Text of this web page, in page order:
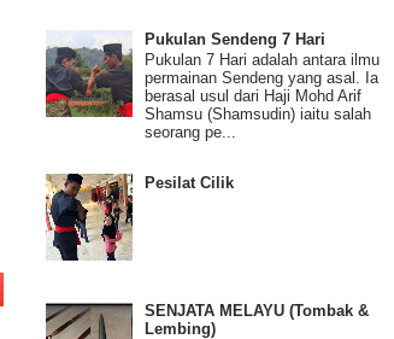
Pukulan Sendeng 7 Hari
Pukulan 7 Hari adalah antara ilmu
permainan Sendeng yang asal. Ia
berasal usul dari Haji Mohd Arif
Shamsu (Shamsudin) iaitu salah
seorang pe...
Pesilat Cilik
SENJATA MELAYU (Tombak &
Lembing)